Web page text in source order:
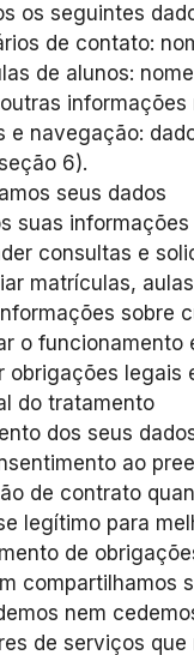
os seguintes
de contato:
de alunos:
e navegação:
6).
seus dados
suas informações
consultas e
matrículas,
sobre
o funcionamento
obrigações legais
do tratamento
dos seus
ao
de contrato
legítimo para
de
compartilhamos
nem
de serviços